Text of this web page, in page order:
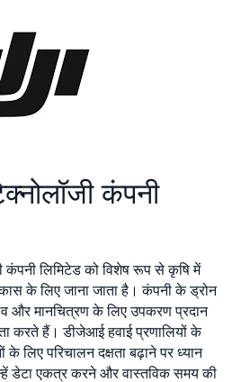
कंपनी
लिमिटेड को विशेष रूप से कृषि में
के लिए जाना जाता है। कंपनी के ड्रोन
और मानचित्रण के लिए उपकरण प्रदान
करते हैं। डीजेआई हवाई प्रणालियों के
लिए परिचालन दक्षता बढ़ाने पर ध्यान
डेटा एकत्र करने और वास्तविक समय की